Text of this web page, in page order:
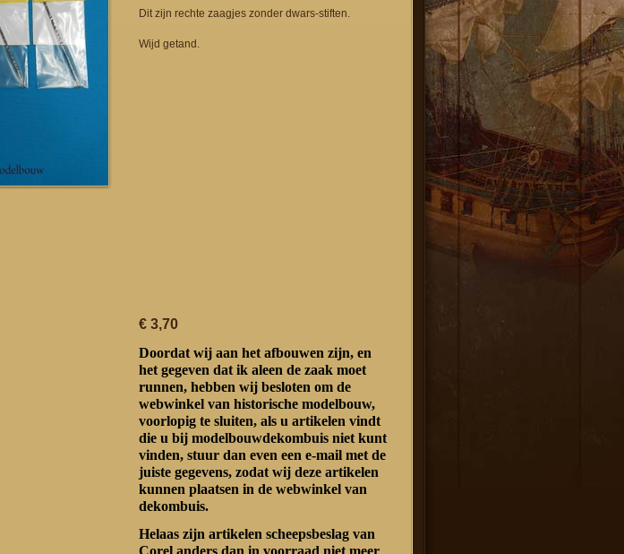
Dit zijn rechte zaagjes zonder dwars-stiften.
Wijd getand.
€ 3,70
Doordat wij aan het afbouwen zijn, en
het gegeven dat ik aleen de zaak moet
runnen, hebben wij besloten om de
webwinkel van historische modelbouw,
voorlopig te sluiten, als u artikelen vindt
die u bij modelbouwdekombuis niet kunt
vinden, stuur dan even een e-mail met de
juiste gegevens, zodat wij deze artikelen
kunnen plaatsen in de webwinkel van
dekombuis.
Helaas zijn artikelen scheepsbeslag van
Corel anders dan in voorraad niet meer